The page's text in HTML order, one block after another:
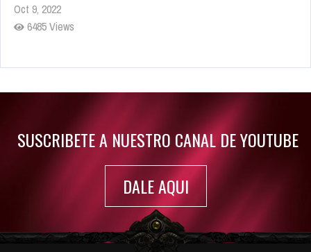
Oct 9, 2022
6485 Views
Rumor: Se filtran los primeros detalles de Resident Evil 9
SUSCRIBETE A NUESTRO CANAL DE YOUTUBE
DALE AQUI